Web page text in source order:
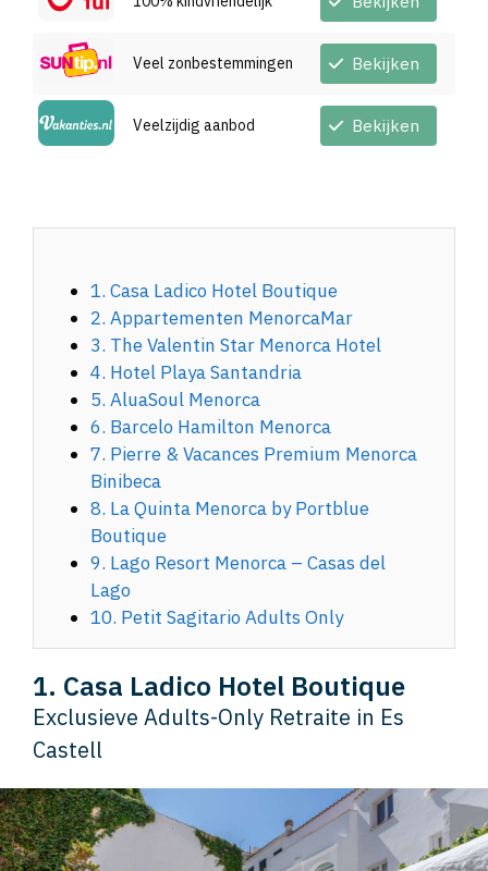
Veel zonbestemmingen Bekijken
Veelzijdig aanbod Bekijken
1. Casa Ladico Hotel Boutique
2. Appartementen MenorcaMar
3. The Valentin Star Menorca Hotel
4. Hotel Playa Santandria
5. AluaSoul Menorca
6. Barcelo Hamilton Menorca
7. Pierre & Vacances Premium Menorca
Binibeca
8. La Quinta Menorca by Portblue
Boutique
9. Lago Resort Menorca – Casas del
Lago
10. Petit Sagitario Adults Only
1. Casa Ladico Hotel Boutique
Exclusieve Adults-Only Retraite in Es
Castell